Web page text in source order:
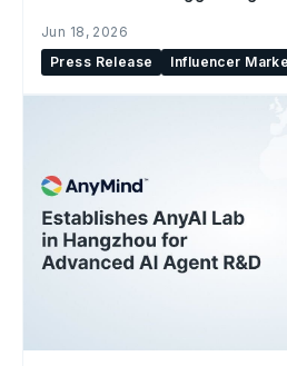
Jun 18, 2026
Press Release
Influencer